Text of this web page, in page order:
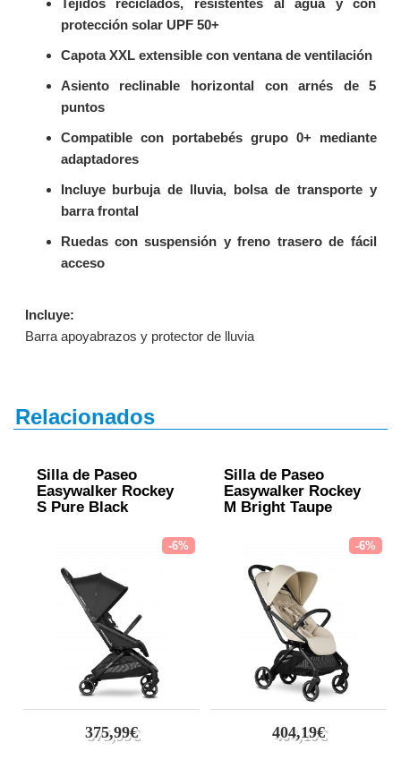
Tejidos reciclados, resistentes al agua y con
protección solar UPF 50+
Capota XXL extensible con ventana de ventilación
Asiento reclinable horizontal con arnés de 5
puntos
Compatible con portabebés grupo 0+ mediante
adaptadores
Incluye burbuja de lluvia, bolsa de transporte y
barra frontal
Ruedas con suspensión y freno trasero de fácil
acceso
Incluye:
Barra apoyabrazos y protector de lluvia
Relacionados
Silla de Paseo
Easywalker Rockey
S Pure Black
-6%
375,99€
Silla de Paseo
Easywalker Rockey
M Bright Taupe
-6%
404,19€